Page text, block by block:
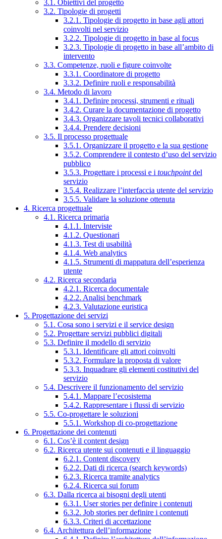
3.1. Obiettivi del progetto
3.2. Tipologie di progetti
3.2.1. Tipologie di progetto in base agli attori
coinvolti nel servizio
3.2.2. Tipologie di progetto in base al focus
3.2.3. Tipologie di progetto in base all’ambito di
intervento
3.3. Competenze, ruoli e figure coinvolte
3.3.1. Coordinatore di progetto
3.3.2. Definire ruoli e responsabilità
3.4. Metodo di lavoro
3.4.1. Definire processi, strumenti e rituali
3.4.2. Curare la documentazione di progetto
3.4.3. Organizzare tavoli tecnici collaborativi
3.4.4. Prendere decisioni
3.5. Il processo progettuale
3.5.1. Organizzare il progetto e la sua gestione
3.5.2. Comprendere il contesto d’uso del servizio
pubblico
3.5.3. Progettare i processi e i touchpointdel
servizio
3.5.4. Realizzare l’interfaccia utente del servizio
3.5.5. Validare la soluzione ottenuta
4. Ricerca progettuale
4.1. Ricerca primaria
4.1.1. Interviste
4.1.2. Questionari
4.1.3. Test di usabilità
4.1.4. Web analytics
4.1.5. Strumenti di mappatura dell’esperienza
utente
4.2. Ricerca secondaria
4.2.1. Ricerca documentale
4.2.2. Analisi benchmark
4.2.3. Valutazione euristica
5. Progettazione dei servizi
5.1. Cosa sono i servizi e il service design
5.2. Progettare servizi pubblici digitali
5.3. Definire il modello di servizio
5.3.1. Identificare gli attori coinvolti
5.3.2. Formulare la proposta di valore
5.3.3. Inquadrare gli elementi costitutivi del
servizio
5.4. Descrivere il funzionamento del servizio
5.4.1. Mappare l’ecosistema
5.4.2. Rappresentare i flussi di servizio
5.5. Co-progettare le soluzioni
5.5.1. Workshop di co-progettazione
6. Progettazione dei contenuti
6.1. Cos’è il content design
6.2. Ricerca utente sui contenuti e il linguaggio
6.2.1. Content discovery
6.2.2. Dati di ricerca (search keywords)
6.2.3. Ricerca tramite analytics
6.2.4. Ricerca sui forum
6.3. Dalla ricerca ai bisogni degli utenti
6.3.1. User stories per definire i contenuti
6.3.2. Job stories per definire i contenuti
6.3.3. Criteri di accettazione
6.4. Architettura dell’informazione